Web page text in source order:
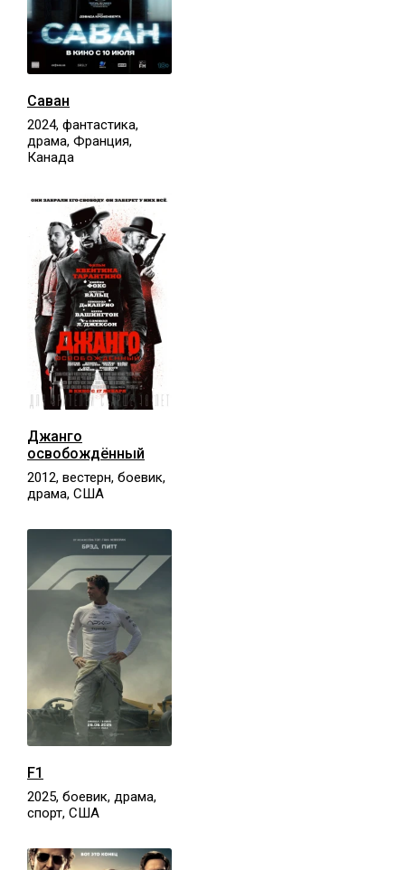
Саван
2024, фантастика,
драма, Франция,
Канада
Джанго
освобождённый
2012, вестерн, боевик,
драма, США
F1
2025, боевик, драма,
спорт, США